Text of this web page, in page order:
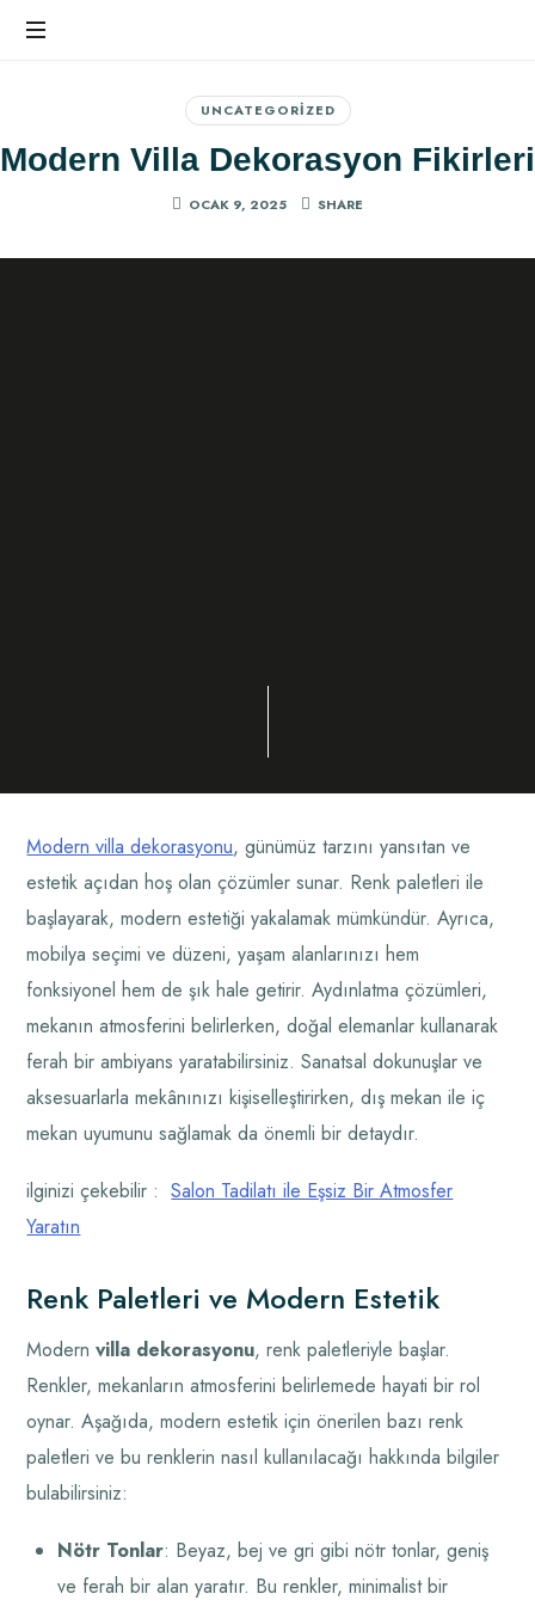
Hissedin
UNCATEGORIZED
Modern Villa Dekorasyon Fikirleri
OCAK 9, 2025 SHARE
Modern villa dekorasyonu, günümüz tarzını yansıtan ve
estetik açıdan hoş olan çözümler sunar. Renk paletleri ile
başlayarak, modern estetiği yakalamak mümkündür. Ayrıca,
mobilya seçimi ve düzeni, yaşam alanlarınızı hem
fonksiyonel hem de şık hale getirir. Aydınlatma çözümleri,
mekanın atmosferini belirlerken, doğal elemanlar kullanarak
ferah bir ambiyans yaratabilirsiniz. Sanatsal dokunuşlar ve
aksesuarlarla mekânınızı kişiselleştirirken, dış mekan ile iç
mekan uyumunu sağlamak da önemli bir detaydır.
ilginizi çekebilir :Salon Tadilatı ile Eşsiz Bir Atmosfer
Yaratın
Renk Paletleri ve Modern Estetik
Modernvilla dekorasyonu, renk paletleriyle başlar.
Renkler, mekanların atmosferini belirlemede hayati bir rol
oynar. Aşağıda, modern estetik için önerilen bazı renk
paletleri ve bu renklerin nasıl kullanılacağı hakkında bilgiler
bulabilirsiniz:
Nötr Tonlar: Beyaz, bej ve gri gibi nötr tonlar, geniş
ve ferah bir alan yaratır. Bu renkler, minimalist bir